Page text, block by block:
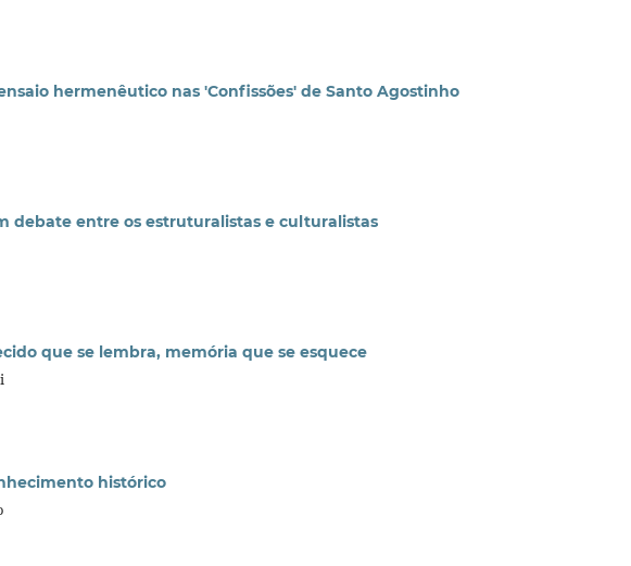
hermenêutico nas 'Confissões' de Santo Agostinho
debate entre os estruturalistas e culturalistas
que se lembra, memória que se esquece
histórico